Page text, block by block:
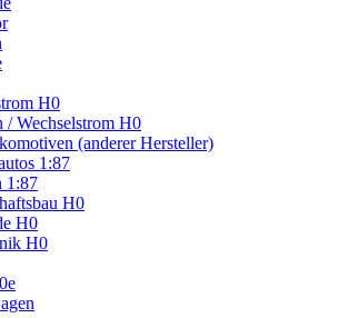
H0
/ Wechselstrom H0
(anderer Hersteller)
1:87
1:87
H0
H0
H0